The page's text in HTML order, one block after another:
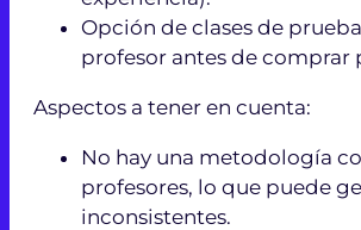
Opción de clases de
profesor antes de comprar
Aspectos a tener en cuenta:
No hay una metodología
profesores, lo que puede
inconsistentes.